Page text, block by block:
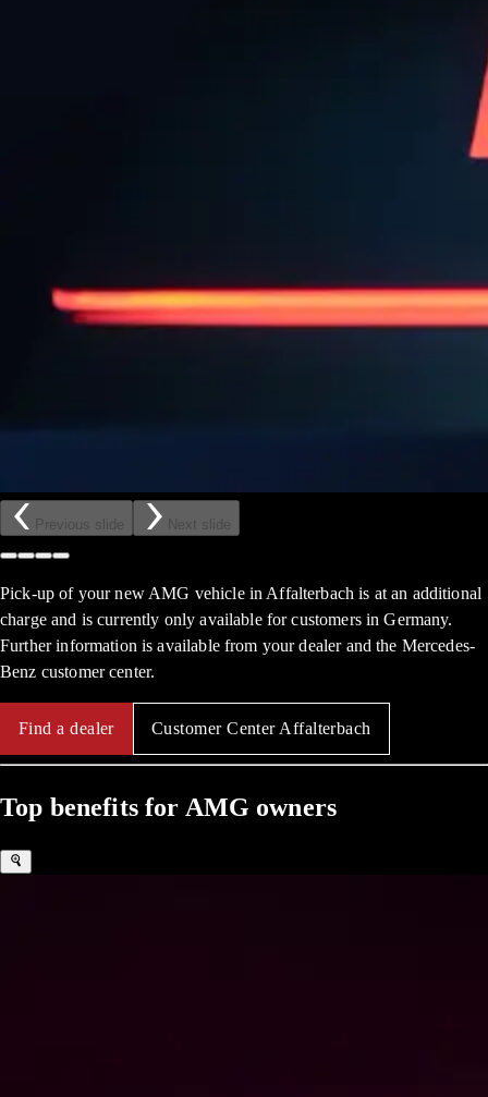
Previous slide Next slide
Pick-up of your new AMG vehicle in Affalterbach is at an additional
charge and is currently only available for customers in Germany.
Further information is available from your dealer and the Mercedes-
Benz customer center.
Find a dealer Customer Center Affalterbach
Top benefits for AMG owners